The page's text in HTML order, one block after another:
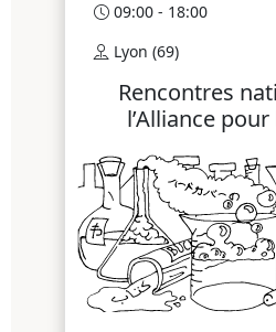
09:00 - 18:00
Lyon (69)
Rencontres
l’Alliance